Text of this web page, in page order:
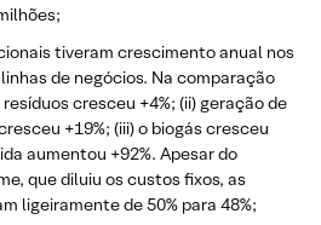
tiveram crescimento anual nos
de negócios. Na comparação
cresceu +4%; (ii) geração de
+19%; (iii) o biogás cresceu
aumentou +92%. Apesar do
que diluiu os custos fixos, as
ligeiramente de 50% para 48%;